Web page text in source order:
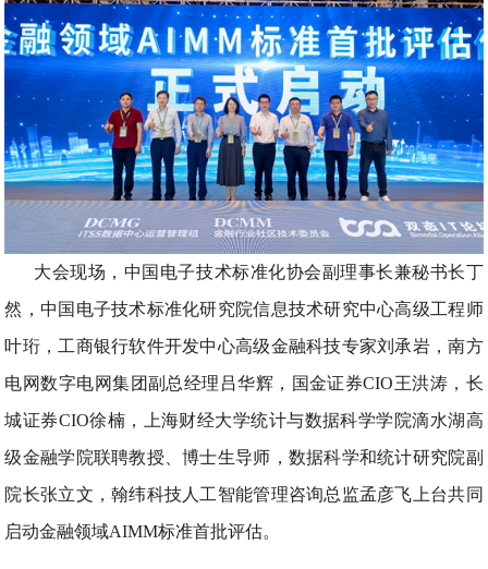
大会现场，中国电子技术标准化协会副理事长兼秘书长丁
然，中国电子技术标准化研究院信息技术研究中心高级工程师
叶珩，工商银行软件开发中心高级金融科技专家刘承岩，南方
电网数字电网集团副总经理吕华辉，国金证券CIO王洪涛，长
城证券CIO徐楠，上海财经大学统计与数据科学学院滴水湖高
级金融学院联聘教授、博士生导师，数据科学和统计研究院副
院长张立文，翰纬科技人工智能管理咨询总监孟彦飞上台共同
启动金融领域AIMM标准首批评估。